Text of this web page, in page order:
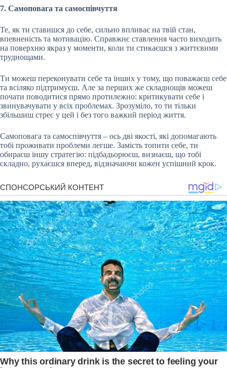
7. Самоповага та самоспівчуття
Те, як ти ставишся до себе, сильно впливає на твій стан,
впевненість та мотивацію. Справжнє ставлення часто виходить
на поверхню якраз у моменти, коли ти стикаєшся з життєвими
труднощами.
Ти можеш переконувати себе та інших у тому, що поважаєш себе
та всіляко підтримуєш. Але за перших же складнощів можеш
почати поводитися прямо протилежно: критикувати себе і
звинувачувати у всіх проблемах. Зрозуміло, то ти тільки
збільшиш стрес у цей і без того важкий період життя.
Самоповага та самоспівчуття – ось дві якості, які допомагають
тобі проживати проблеми легше. Замість топити себе, ти
обираєш іншу стратегію: підбадьорюєш, визнаєш, що тобі
складно, рухаєшся вперед, відзначаючи кожен успішний крок.